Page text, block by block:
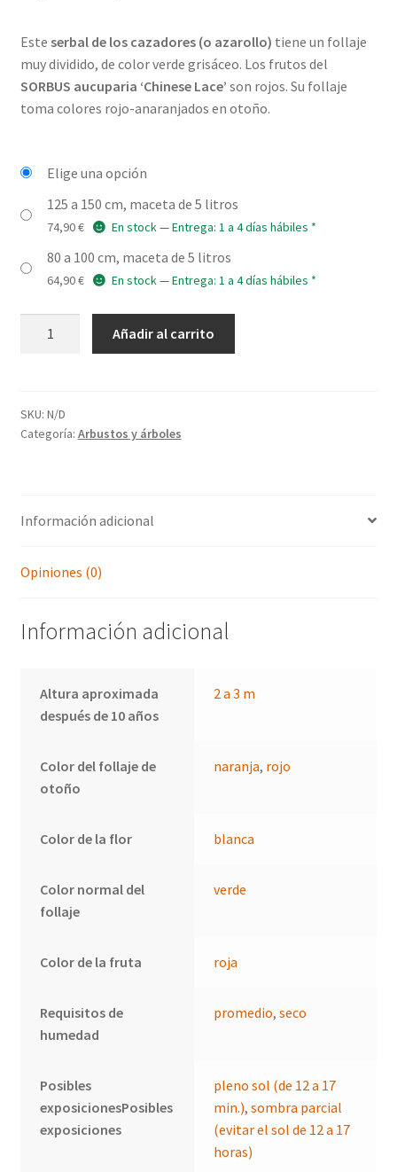
precios:
desde
64,90 €
Este serbal de los cazadores (o azarollo) tiene un follaje
muy dividido, de color verde grisáceo. Los frutos del
SORBUS aucuparia ‘Chinese Lace’ son rojos. Su follaje
toma colores rojo-anaranjados en otoño.
Elige una opción
125 a 150 cm, maceta de 5 litros
74,90€ En stock — Entrega: 1 a 4 días hábiles *
80 a 100 cm, maceta de 5 litros
64,90€ En stock — Entrega: 1 a 4 días hábiles *
cantidad
Añadir al carrito
SKU: N/D
Categoría: Arbustos y árboles
Información adicional
Opiniones (0)
Información adicional
Altura aproximada
después de 10 años
2 a 3 m
Color del follaje de
otoño
naranja, rojo
Color de la flor blanca
Color normal del
follaje
verde
Color de la fruta roja
Requisitos de
humedad
promedio,seco
Posibles
exposicionesPosibles
exposiciones
pleno sol (de 12 a 17
min.),sombra parcial
(evitar el sol de 12 a 17
horas)